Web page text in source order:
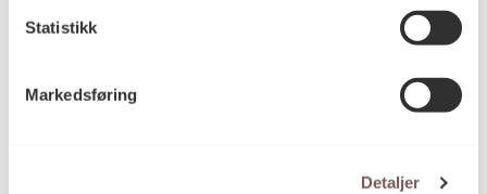
Statistikk
Markedsføring
Detaljer
Reference